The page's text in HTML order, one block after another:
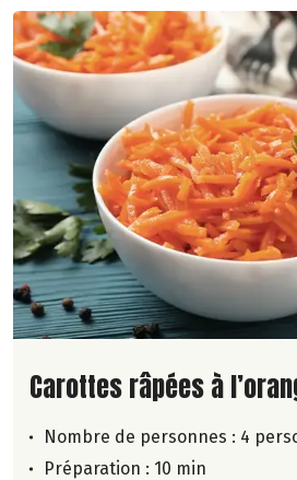
Lire la suite de la
Carottes râpées à
Nombre de personnes : 4
Préparation : 10 min